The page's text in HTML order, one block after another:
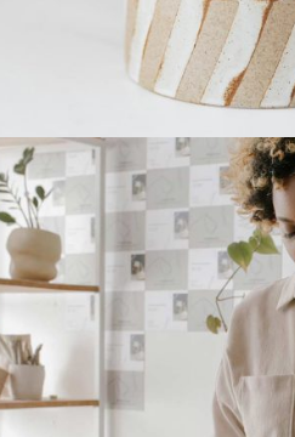
Make a mug day